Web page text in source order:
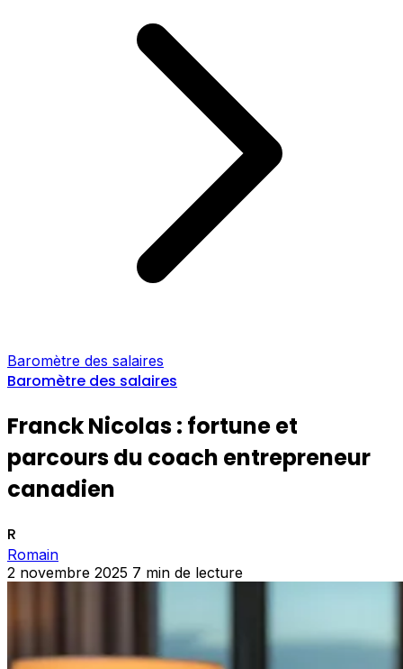
Baromètre des salaires
Baromètre des salaires
Franck Nicolas : fortune et
parcours du coach entrepreneur
canadien
R
Romain
2 novembre 2025 7 min de lecture